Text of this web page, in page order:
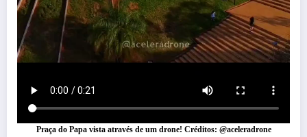
Praça do Papa vista através de um drone! Créditos: @aceleradrone